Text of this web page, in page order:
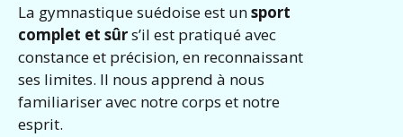
La gymnastique suédoise est unsport
complet et sûrs’il est pratiqué avec
constance et précision, en reconnaissant
ses limites. Il nous apprend à nous
familiariser avec notre corps et notre
esprit.